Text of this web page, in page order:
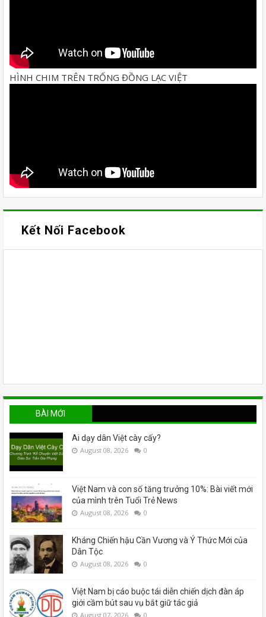
HÌNH CHIM TRÊN TRỐNG ĐỒNG LẠC VIỆT
Kết Nối Facebook
BÀI MỚI
Ai dạy dân Việt cày cấy?
August 08, 2026 0
Việt Nam và con số tăng trưởng 10%: Bài viết mới
của mình trên Tuổi Trẻ News
August 08, 2026 0
Kháng Chiến hậu Cần Vương và Ý Thức Mới của
Dân Tộc
August 08, 2026 0
Việt Nam bị cáo buộc tái diễn chiến dịch đàn áp
giới cầm bút sau vụ bắt giữ tác giả
August 07, 2026 0